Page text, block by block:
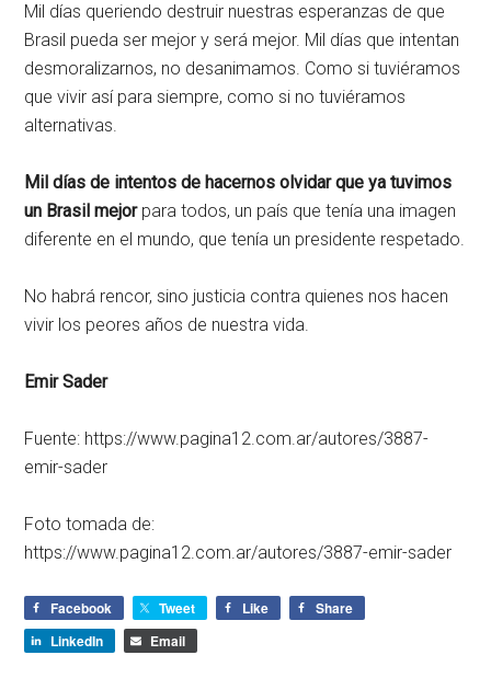
Mil días queriendo destruir nuestras esperanzas de que
Brasil pueda ser mejor y será mejor. Mil días que intentan
desmoralizarnos, no desanimamos. Como si tuviéramos
que vivir así para siempre, como si no tuviéramos
alternativas.
Mil días de intentos de hacernos olvidar que ya tuvimos
un Brasil mejorpara todos, un país que tenía una imagen
diferente en el mundo, que tenía un presidente respetado.
No habrá rencor, sino justicia contra quienes nos hacen
vivir los peores años de nuestra vida.
Emir Sader
Fuente: https://www.pagina12.com.ar/autores/3887-
emir-sader
Foto tomada de:
https://www.pagina12.com.ar/autores/3887-emir-sader
Facebook Tweet Like
Share
LinkedIn
Email